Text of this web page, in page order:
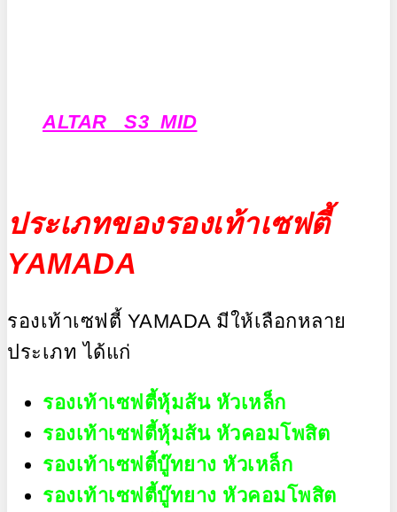
ALTAR S3 MID
ประเภทของรองเท้าเซฟตี้
YAMADA
รองเท้าเซฟตี้ YAMADA มีให้เลือกหลาย
ประเภท ได้แก่
รองเท้าเซฟตี้หุ้มส้น หัวเหล็ก
รองเท้าเซฟตี้หุ้มส้น หัวคอมโพสิต
รองเท้าเซฟตี้บู๊ทยาง หัวเหล็ก
รองเท้าเซฟตี้บู๊ทยาง หัวคอมโพสิต